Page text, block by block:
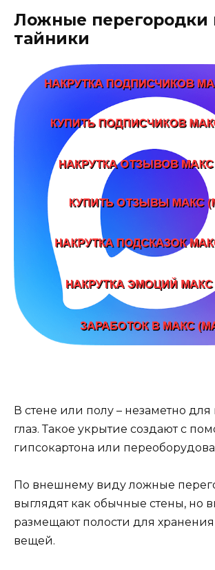
Ложные перегородки
тайники
В стене или полу – незаметно
глаз. Такое укрытие создают с
гипсокартона или
По внешнему виду ложные
выглядят как обычные стены, но
размещают полости для
вещей.